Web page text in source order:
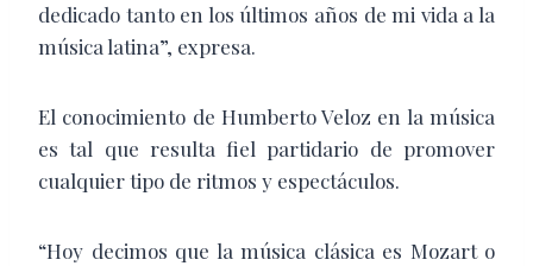
dedicado tanto en los últimos años de mi vida a la
música latina”, expresa.
El conocimiento de Humberto Veloz en la música
es tal que resulta fiel partidario de promover
cualquier tipo de ritmos y espectáculos.
“Hoy decimos que la música clásica es Mozart o